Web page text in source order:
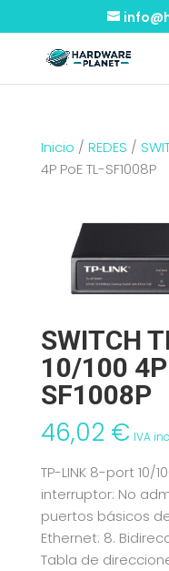
Inicio / REDES /
4P PoE TL-SF1008P
SWITCH
10/100
SF1008P
46,02 € IVA
TP-LINK 8-port 10/
interruptor: No
puertos básicos
Ethernet: 8.
Tabla de